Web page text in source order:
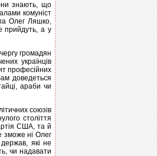
знають, що
комуніст
Олег Ляшко,
прийдуть, а у
громадян
українців
професійних
доведеться
араби чи
союзів
століття
США, та й
зможе ні Олег
які не
чи надавати